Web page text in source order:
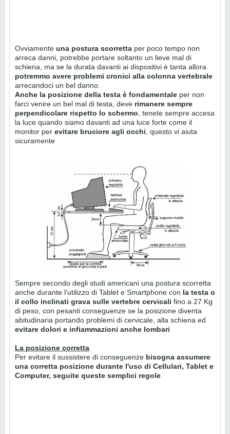
Ovviamente una postura scorretta per poco tempo non
arreca danni, potrebbe portare soltanto un lieve mal di
schiena, ma se la durata davanti ai dispositivi è tanta allora
potremmo avere problemi cronici alla colonna vertebrale
arrecandoci un bel danno.
Anche la posizione della testa è fondamentale per non
farci venire un bel mal di testa, deve rimanere sempre
perpendicolare rispetto lo schermo , tenete sempre accesa
la luce quando siamo davanti ad una luce forte come il
monitor per evitare bruciore agli occhi , questo vi aiuta
sicuramente
Sempre secondo degli studi americani una postura scorretta
anche durante l'utilizzo di Tablet e Smartphone con la testa o
il collo inclinati grava sulle vertebre cervicali fino a 27 Kg
di peso, con pesanti conseguenze se la posizione diventa
abitudinaria portando problemi di cervicale, alla schiena ed
evitare dolori e infiammazioni anche lombari
La posizione corretta
Per evitare il sussistere di conseguenze bisogna assumere
una corretta posizione durante l'uso di Cellulari, Tablet e
Computer, seguite queste semplici regole